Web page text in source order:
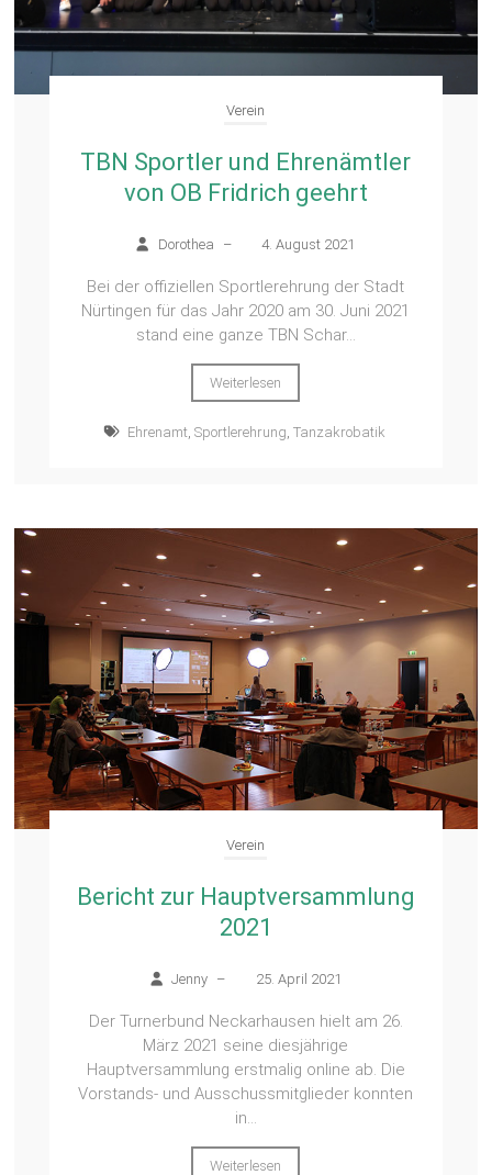
Verein
TBN Sportler und Ehrenämtler
von OB Fridrich geehrt
Dorothea – 4. August 2021
Bei der offiziellen Sportlerehrung der Stadt
Nürtingen für das Jahr 2020 am 30. Juni 2021
stand eine ganze TBN Schar...
Weiterlesen
Ehrenamt,Sportlerehrung,Tanzakrobatik
Verein
Bericht zur Hauptversammlung
2021
Jenny – 25. April 2021
Der Turnerbund Neckarhausen hielt am 26.
März 2021 seine diesjährige
Hauptversammlung erstmalig online ab. Die
Vorstands- und Ausschussmitglieder konnten
in...
Weiterlesen